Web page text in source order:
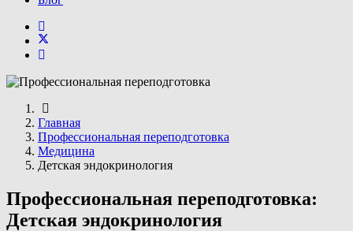
Главная
Профессиональная переподготовка
Медицина
Детская эндокринология
Профессиональная переподготовка:
Детская эндокринология